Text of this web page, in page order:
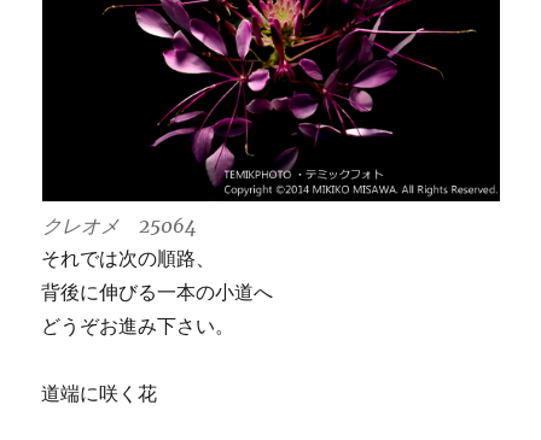
クレオメ 25064
それでは次の順路、
背後に伸びる一本の小道へ
どうぞお進み下さい。
道端に咲く花